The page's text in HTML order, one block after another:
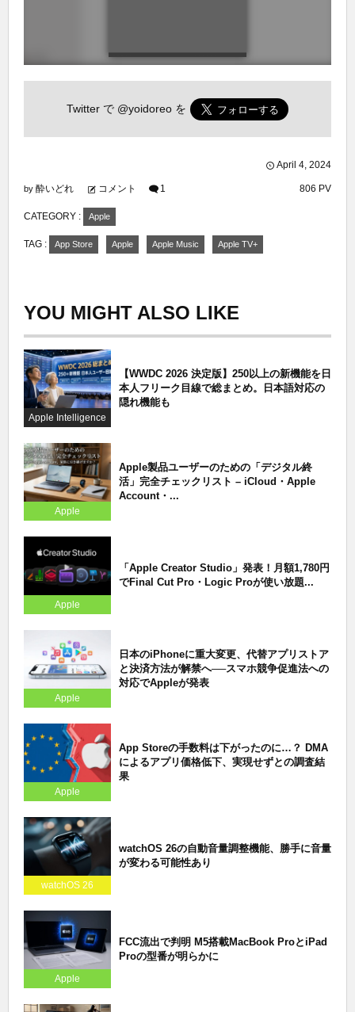
Twitter で @yoidoreo を
April 4, 2024
by 酔いどれ コメント 1 806 PV
CATEGORY : Apple
TAG : App Store Apple Apple Music Apple TV+
YOU MIGHT ALSO LIKE
Apple Intelligence
【WWDC 2026 決定版】250以上の新機能を日
本人フリーク目線で総まとめ。日本語対応の
隠れ機能も
Apple
Apple製品ユーザーのための「デジタル終
活」完全チェックリスト – iCloud・Apple
Account・...
Apple
「Apple Creator Studio」発表！月額1,780円
でFinal Cut Pro・Logic Proが使い放題...
Apple
日本のiPhoneに重大変更、代替アプリストア
と決済方法が解禁へ──スマホ競争促進法への
対応でAppleが発表
Apple
App Storeの手数料は下がったのに…？ DMA
によるアプリ価格低下、実現せずとの調査結
果
watchOS 26
watchOS 26の自動音量調整機能、勝手に音量
が変わる可能性あり
Apple
FCC流出で判明 M5搭載MacBook ProとiPad
Proの型番が明らかに